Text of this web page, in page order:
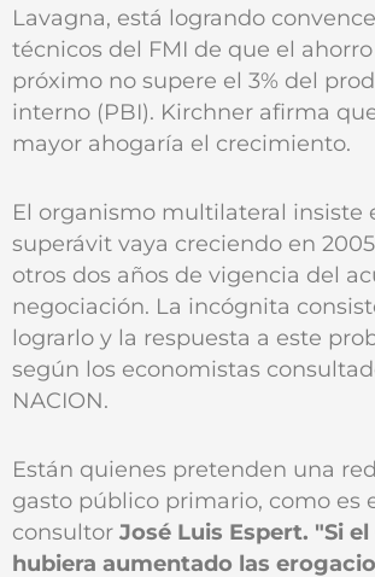
Lavagna, está logrando
técnicos del FMI de que el
próximo no supere el 3% del
interno (PBI). Kirchner afirma
mayor ahogaría el crecimiento.
El organismo multilateral insiste
superávit vaya creciendo en
otros dos años de vigencia del
negociación. La incógnita
lograrlo y la respuesta a este
según los economistas
NACION.
Están quienes pretenden una
gasto público primario, como es
consultor José Luis Espert. "Si
hubiera aumentado las